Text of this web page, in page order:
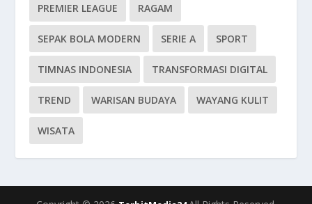
PREMIER LEAGUE RAGAM
SEPAK BOLA MODERN SERIE A SPORT
TIMNAS INDONESIA TRANSFORMASI DIGITAL
TREND WARISAN BUDAYA WAYANG KULIT
WISATA